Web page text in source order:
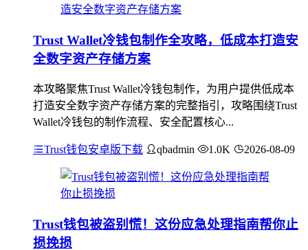
Trust Wallet冷钱包制作全攻略，低成本打造安
全数字资产存储方案
本攻略聚焦Trust Wallet冷钱包制作，为用户提供低成本
打造安全数字资产存储方案的完整指引，攻略围绕Trust
Wallet冷钱包的制作流程、安全配置核心...
Trust钱包安卓版下载 qbadmin 1.0K 2026-08-09
Trust钱包被盗别慌！这份应急处理指南帮你止
损挽损